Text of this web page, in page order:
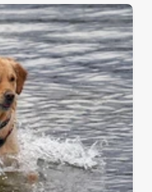
(0)
(0)
(0)
(0)
(0)
(0)
(0)